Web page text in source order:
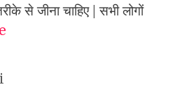
से जीना चाहिए | सभी लोगों